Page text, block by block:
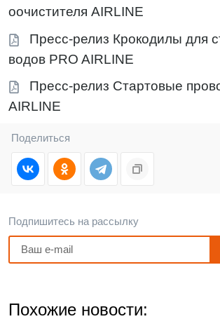
оочистителя AIRLINE
Пресс-релиз Крокодилы для
водов PRO AIRLINE
Пресс-релиз Стартовые
AIRLINE
Поделиться
Подпишитесь на рассылку
Похожие новости: